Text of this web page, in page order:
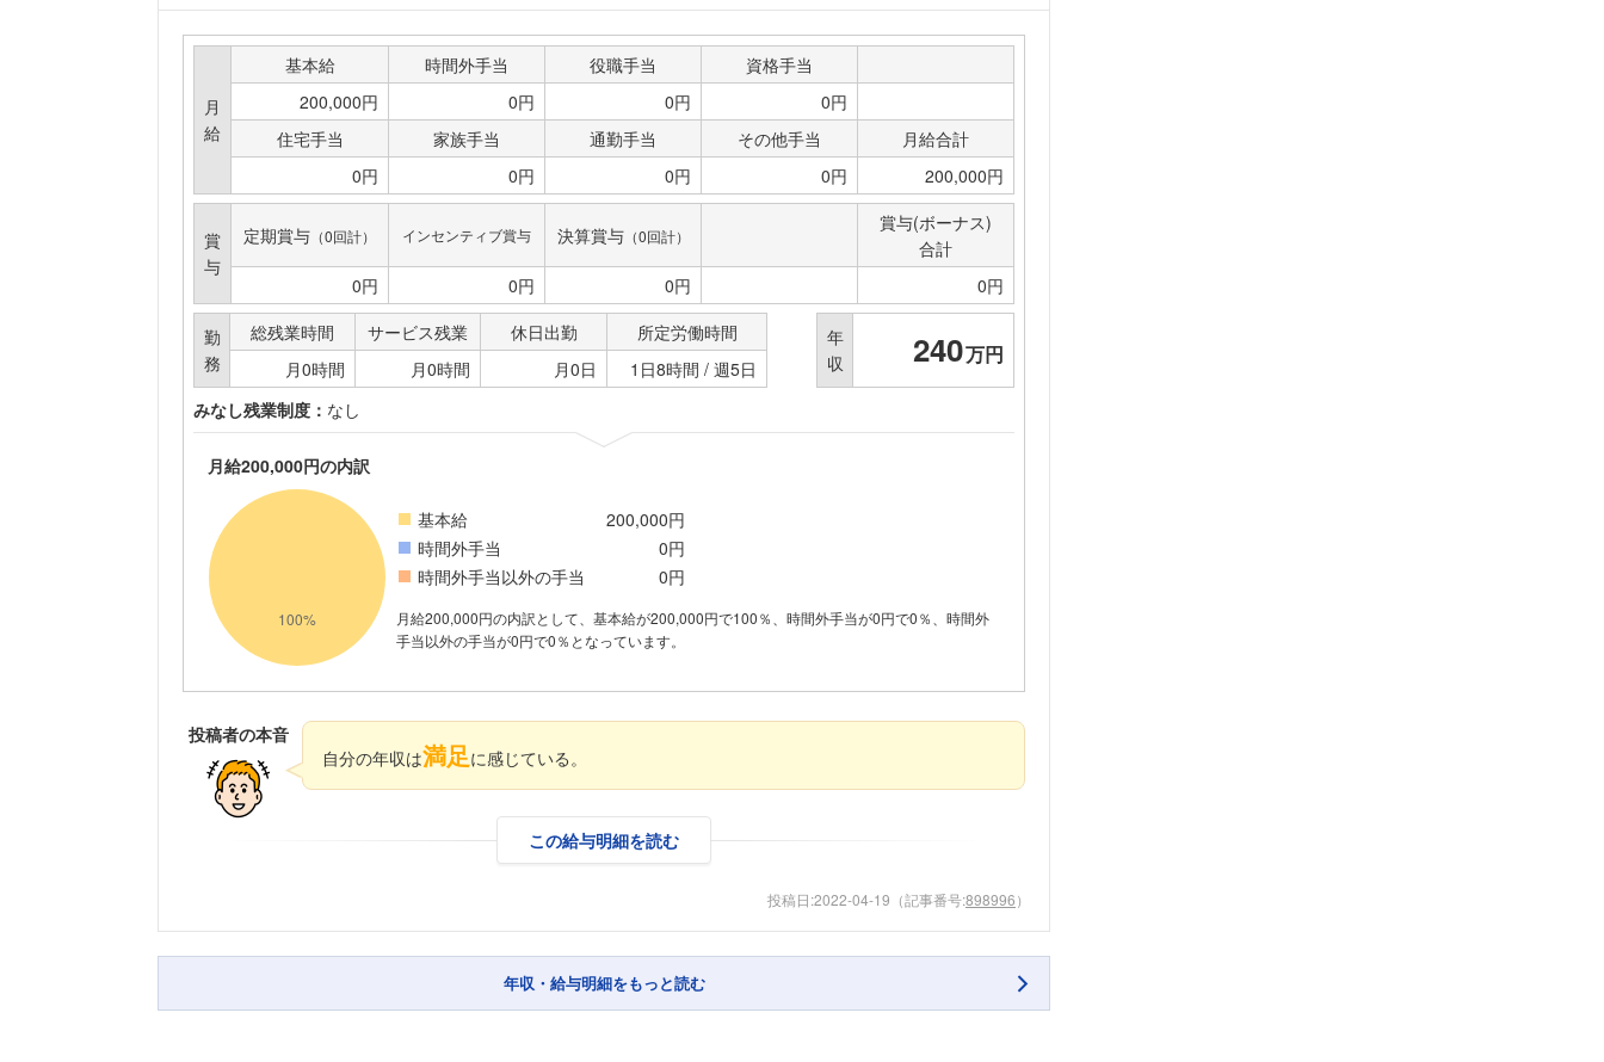
月
給
基本給 時間外手当 役職手当
資格手当
200,000円
0円 0円
0円
住宅手当
家族手当 通勤手当 その他手当
月給合計
0円
0円 0円 0円 200,000円
賞
与
定期賞与 （0回計） インセンティブ賞与 決算賞与（0回計）
賞与(ボーナス)
合計
0円
0円 0円 0円
勤
務
総残業時間 サービス残業 休日出勤
所定労働時間
月0時間
月0時間 月0日 1日8時間 / 週5日
年
収
240万円
みなし残業制度： なし
月給200,000円の内訳
基本給
200,000円
時間外手当
0円
時間外手当以外の手当
0円
月給200,000円の内訳として、基本給が200,000円で100％、時間外手当が0円で0％、時間外
手当以外の手当が0円で0％となっています。
投稿者の本音
自分の年収は満足に感じている。
この給与明細を読む
投稿日:2022-04-19 （記事番号:898996）
年収・給与明細をもっと読む